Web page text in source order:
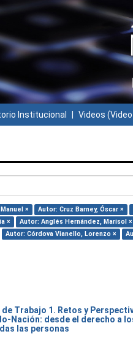
Institucional Videos
× Autor: Cruz Barney, Óscar ×
×
Autor: Anglés Hernández, Marisol ×
Autor: Córdova Vianello, Lorenzo ×
de Trabajo 1. Retos y
Nación: desde el derecho a
las personas